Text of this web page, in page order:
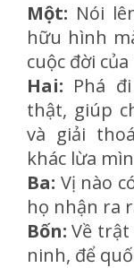
Một: Nói
hữu hình
cuộc đời của
Hai: Phá
thật, giúp
và giải
khác lừa
Ba: Vị nào
họ nhận ra
Bốn: Về trật
ninh, để